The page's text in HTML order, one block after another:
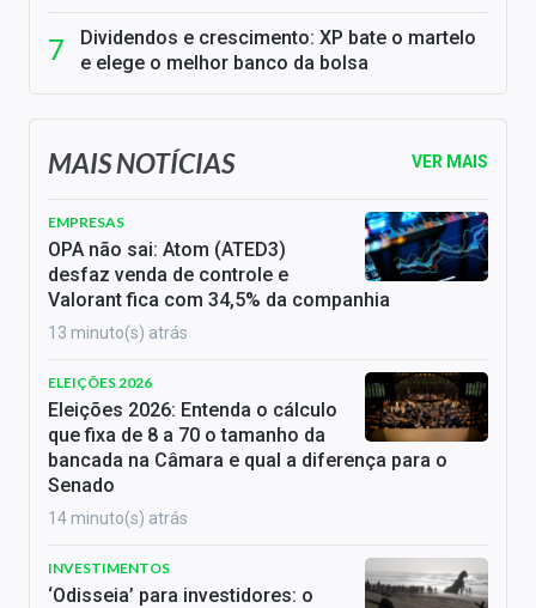
Dividendos e crescimento: XP bate o martelo
e elege o melhor banco da bolsa
MAIS NOTÍCIAS VER MAIS
EMPRESAS
OPA não sai: Atom (ATED3)
desfaz venda de controle e
Valorant fica com 34,5% da companhia
13 minuto(s) atrás
ELEIÇÕES 2026
Eleições 2026: Entenda o cálculo
que fixa de 8 a 70 o tamanho da
bancada na Câmara e qual a diferença para o
Senado
14 minuto(s) atrás
INVESTIMENTOS
‘Odisseia’ para investidores: o